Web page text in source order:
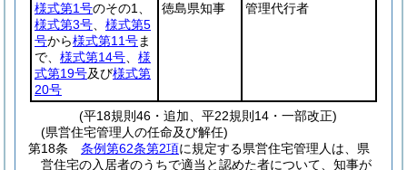
様式第1号のその1、
様式第3号
様式第5
号から様式第11号ま
で、 様式第14号
様
式第19号及び様式第
20号
徳島県知事 管理代行者
(平18規則46・追加、平22規則14・一部改正)
(県営住宅管理人の任命及び解任)
第18条
条例第62条第2項に規定する県営住宅管理人は、県
営住宅の入居者のうちで適当と認めた者について、知事が